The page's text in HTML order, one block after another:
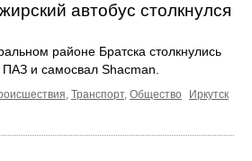
автобус столкнулся
районе Братска столкнулись
ПАЗ и самосвал Shacman.
, Транспорт, Общество
Иркутск